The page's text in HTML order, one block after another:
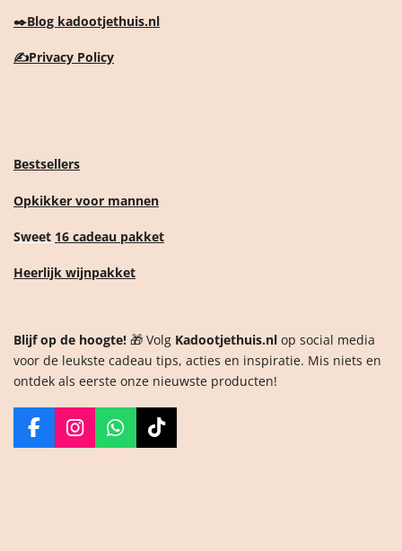
✒️Blog kadootjethuis.nl
✍️Privacy Policy
Bestsellers
Opkikker voor mannen
Sweet 16 cadeau pakket
Heerlijk wijnpakket
Blijf op de hoogte! 🎁 Volg Kadootjethuis.nl op social media
voor de leukste cadeau tips, acties en inspiratie. Mis niets en
ontdek als eerste onze nieuwste producten!
F
a
I
n
W
h
T
i